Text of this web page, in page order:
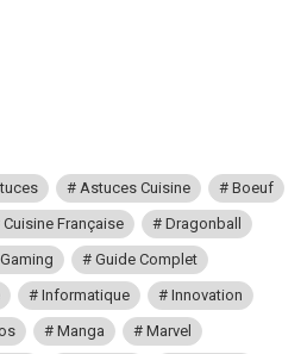
Astuces Cuisine
Boeuf
Cuisine Française
Dragonball
Gaming
Guide Complet
Informatique
Innovation
Manga
Marvel